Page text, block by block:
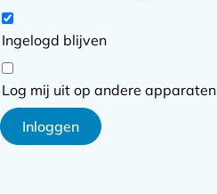
Ingelogd blijven
Log mij uit op andere apparaten
Inloggen